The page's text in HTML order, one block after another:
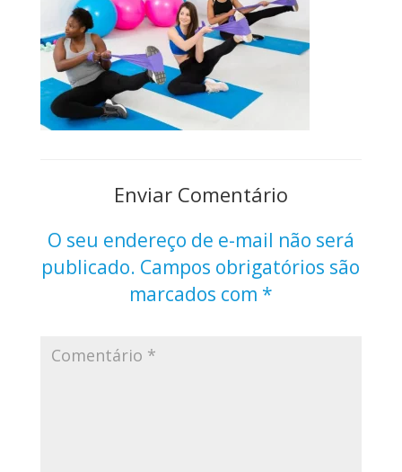
Enviar Comentário
O seu endereço de e-mail não será
publicado. Campos obrigatórios são
marcados com *